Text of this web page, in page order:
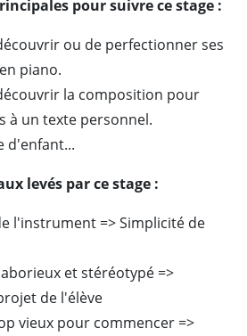
pour suivre ce stage :
ou de perfectionner ses
piano.
la composition pour
à un texte personnel.
d'enfant...
levés par ce stage :
l'instrument => Simplicité de
et stéréotypé =>
de l'élève
vieux pour commencer =>